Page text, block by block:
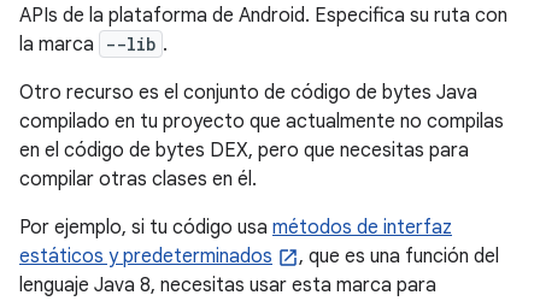
APIs de la plataforma de Android. Especifica su ruta con
la marca
--lib .
Otro recurso es el conjunto de código de bytes Java
compilado en tu proyecto que actualmente no compilas
en el código de bytes DEX, pero que necesitas para
compilar otras clases en él.
Por ejemplo, si tu código usa métodos de interfaz
estáticos y predeterminados
, que es una función del
lenguaje Java 8, necesitas usar esta marca para